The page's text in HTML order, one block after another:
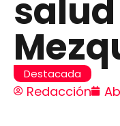
Destacada
Redacción